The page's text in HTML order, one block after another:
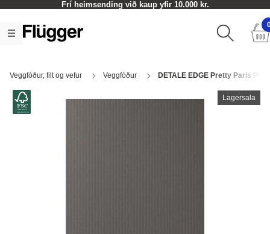
Frí heimsending við kaup yfir 10.000 kr.
Veggfóður, filt og vefur Veggfóður DETALE EDGE Pretty Paris P5
Lagersala